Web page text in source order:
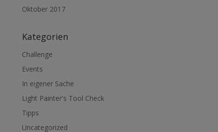
Oktober 2017
Kategorien
Challenge
Events
In eigener Sache
Light Painter's Tool Check
Tipps
Uncategorized